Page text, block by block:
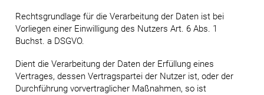
Rechtsgrundlage für die Verarbeitung der Daten ist bei
Vorliegen einer Einwilligung des Nutzers Art. 6 Abs. 1
Buchst. a DSGVO.
Dient die Verarbeitung der Daten der Erfüllung eines
Vertrages, dessen Vertragspartei der Nutzer ist, oder der
Durchführung vorvertraglicher Maßnahmen, so ist